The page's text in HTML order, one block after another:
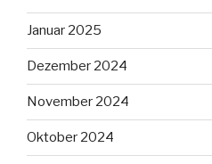
Januar 2025
Dezember 2024
November 2024
Oktober 2024